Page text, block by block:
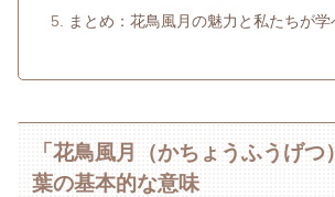
まとめ：花鳥風月の魅力と私たちが学
「花鳥風月（かちょうふうげ
葉の基本的な意味